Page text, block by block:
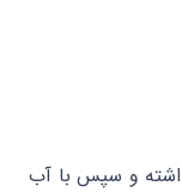
صورت گذاشته و سپس با آب